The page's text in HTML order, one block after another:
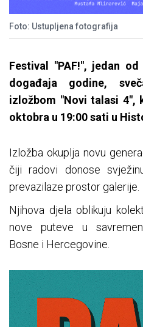
Foto: Ustupljena fotografija
Festival "PAF!", jedan
događaja godine,
izložbom "Novi talasi 4",
oktobra u 19:00 sati u
Izložba okuplja novu
čiji radovi donose
prevazilaze prostor galerije.
Njihova djela oblikuju
nove puteve u
Bosne i Hercegovine.